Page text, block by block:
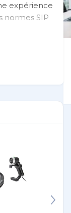
expérience
normes SIP